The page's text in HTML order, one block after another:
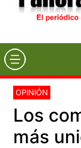
OPINIÓN
Los
más